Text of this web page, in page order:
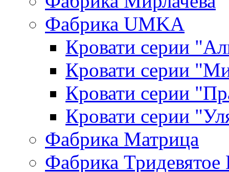
Фабрика UMKA
Кровати серии
Кровати серии
Кровати серии
Кровати серии
Фабрика Матрица
Фабрика Тридевятое